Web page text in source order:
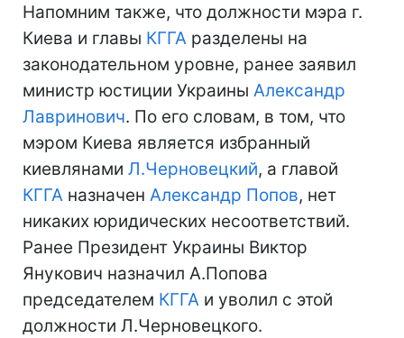
Напомним также, что должности мэра г.
Киева и главы КГГА разделены на
законодательном уровне, ранее заявил
министр юстиции Украины Александр
Лавринович. По его словам, в том, что
мэром Киева является избранный
киевлянами Л.Черновецкий, а главой
КГГА назначен Александр Попов, нет
никаких юридических несоответствий.
Ранее Президент Украины Виктор
Янукович назначил А.Попова
председателем КГГА и уволил с этой
должности Л.Черновецкого.